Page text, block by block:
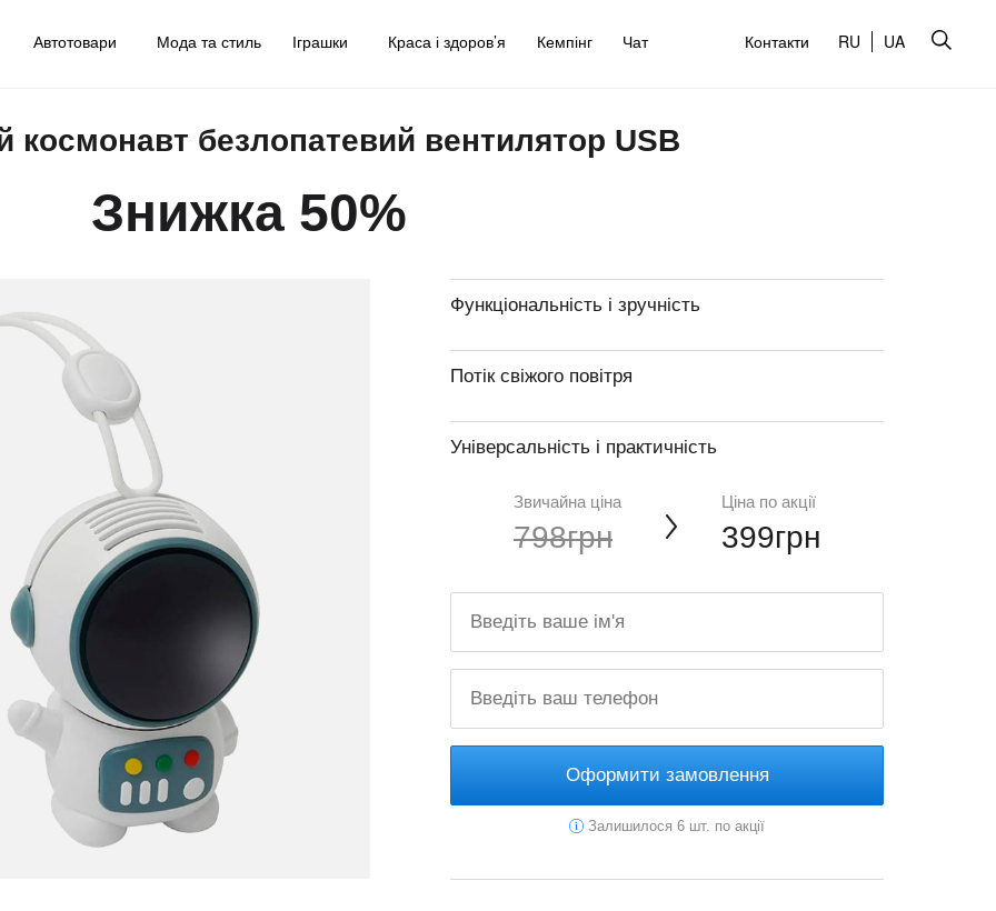
Автотовари Мода та стиль Іграшки Краса і здоров’я Кемпінг Чат Контакти RU UA
космонавт безлопатевий вентилятор USB
Знижка 50%
Функціональність і зручність
Потік свіжого повітря
Універсальність і практичність
Звичайна ціна
798грн
Ціна по акції
399грн
Оформити замовлення
Залишилося 6 шт. по акції